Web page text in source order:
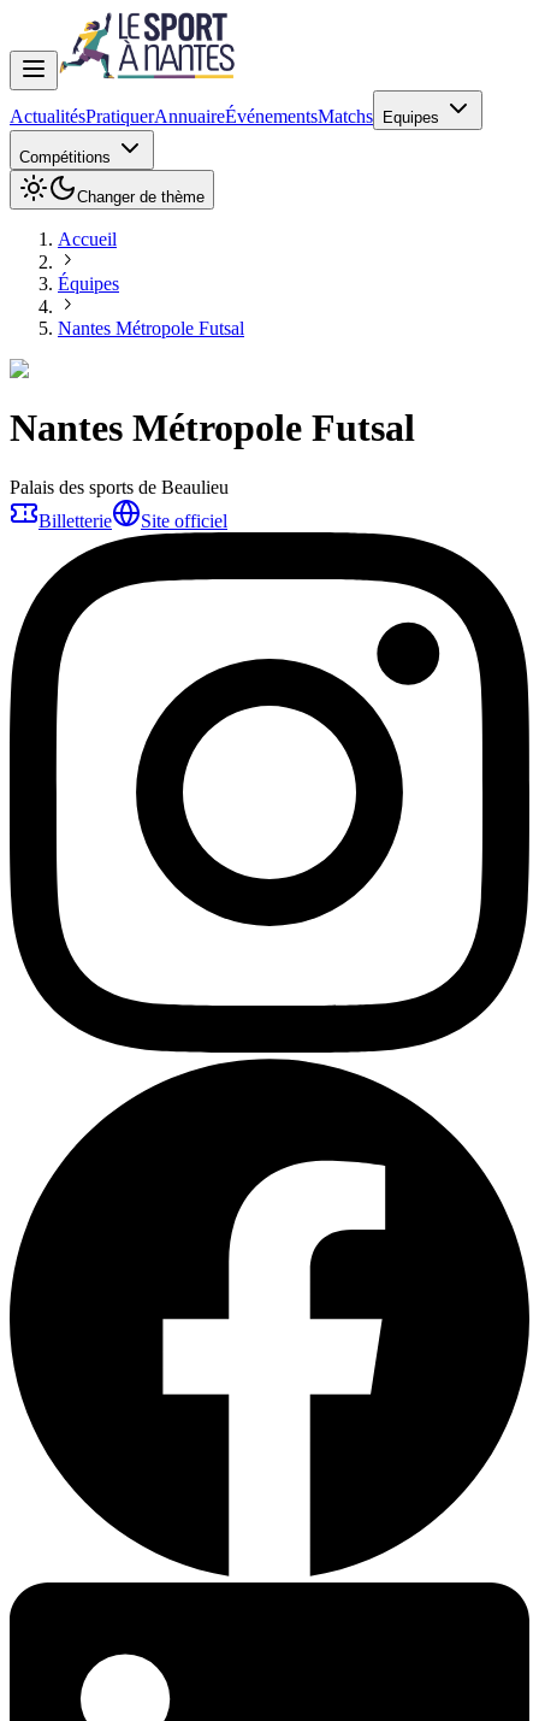
ActualitésPratiquerAnnuaireÉvénementsMatchs Equipes
Compétitions
Changer de thème
Accueil
Équipes
Nantes Métropole Futsal
Nantes Métropole Futsal
Palais des sports de Beaulieu
Billetterie
Site officiel